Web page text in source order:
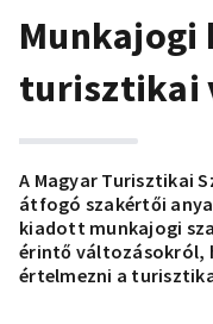
Munkajogi
turisztikai
A Magyar Turisztikai
átfogó szakértői
kiadott munkajogi
érintő változásokról,
értelmezni a